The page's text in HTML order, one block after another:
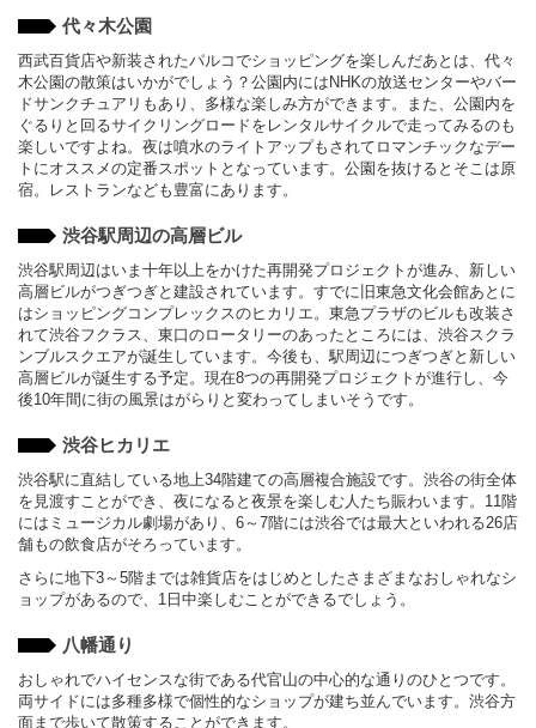
代々木公園
西武百貨店や新装されたパルコでショッピングを楽しんだあとは、代々
木公園の散策はいかがでしょう？公園内にはNHKの放送センターやバー
ドサンクチュアリもあり、多様な楽しみ方ができます。また、公園内を
ぐるりと回るサイクリングロードをレンタルサイクルで走ってみるのも
楽しいですよね。夜は噴水のライトアップもされてロマンチックなデー
トにオススメの定番スポットとなっています。公園を抜けるとそこは原
宿。レストランなども豊富にあります。
渋谷駅周辺の高層ビル
渋谷駅周辺はいま十年以上をかけた再開発プロジェクトが進み、新しい
高層ビルがつぎつぎと建設されています。すでに旧東急文化会館あとに
はショッピングコンプレックスのヒカリエ。東急プラザのビルも改装さ
れて渋谷フクラス、東口のロータリーのあったところには、渋谷スクラ
ンブルスクエアが誕生しています。今後も、駅周辺につぎつぎと新しい
高層ビルが誕生する予定。現在8つの再開発プロジェクトが進行し、今
後10年間に街の風景はがらりと変わってしまいそうです。
渋谷ヒカリエ
渋谷駅に直結している地上34階建ての高層複合施設です。渋谷の街全体
を見渡すことができ、夜になると夜景を楽しむ人たち賑わいます。11階
にはミュージカル劇場があり、6～7階には渋谷では最大といわれる26店
舗もの飲食店がそろっています。
さらに地下3～5階までは雑貨店をはじめとしたさまざまなおしゃれなシ
ョップがあるので、1日中楽しむことができるでしょう。
八幡通り
おしゃれでハイセンスな街である代官山の中心的な通りのひとつです。
両サイドには多種多様で個性的なショップが建ち並んでいます。渋谷方
面まで歩いて散策することができます。